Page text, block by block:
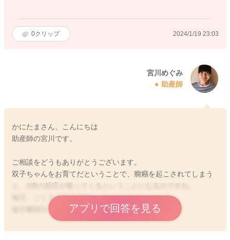
0クリップ 2024/1/19 23:03
宮川めぐみ
助産師
かにたまさん、こんにちは
助産師の宮川です。
ご相談をどうもありがとうございます。
双子ちゃんをお育てだということで、癇癪を起こされてしまう
と、2倍の反応が返ってくるということになるのですね。
毎日、ごくろうさまです。
毎日奮闘をされているのだろうなと思います。
泣かれてしまうと、その声を聞いているのは、とても辛いと思
アプリで回答を見る